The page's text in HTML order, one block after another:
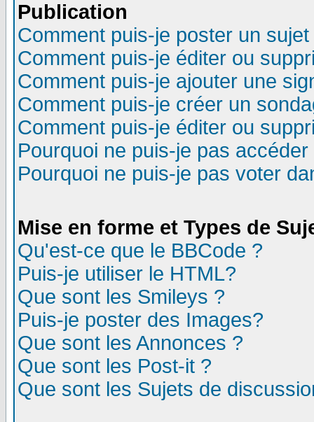
Publication
Comment puis-je poster un
Comment puis-je éditer ou
Comment puis-je ajouter une
Comment puis-je créer un
Comment puis-je éditer ou
Pourquoi ne puis-je pas
Pourquoi ne puis-je pas voter
Mise en forme et Types de
Qu'est-ce que le BBCode ?
Puis-je utiliser le HTML?
Que sont les Smileys ?
Puis-je poster des Images?
Que sont les Annonces ?
Que sont les Post-it ?
Que sont les Sujets de